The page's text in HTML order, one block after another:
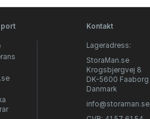
Kontakt
Lageradress:
StoraMan.se
Krogsbjergvej 8
DK-5600 Faaborg
Danmark
info@storaman.se